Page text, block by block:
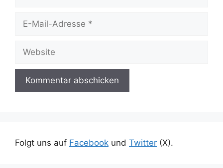
Mail-
Folgt uns auf Facebook und Twitter (X).